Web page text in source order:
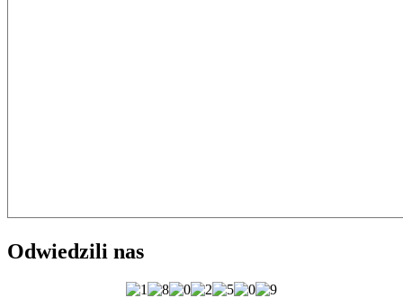
Odwiedzili nas